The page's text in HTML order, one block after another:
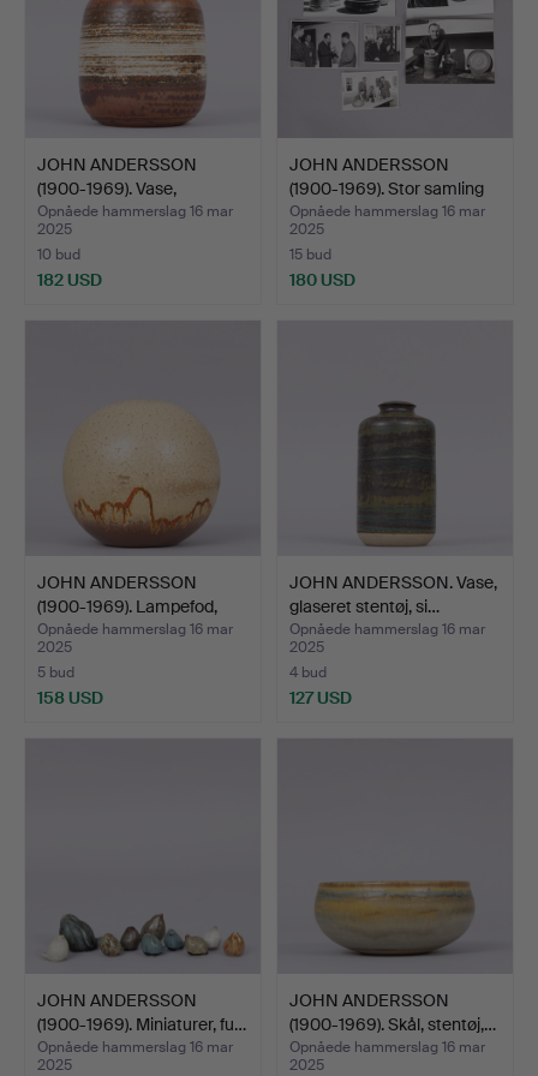
JOHN ANDERSSON
(1900-1969). Vase,
glaseret…
Opnåede hammerslag 16 mar
2025
10 bud
182 USD
JOHN ANDERSSON
(1900-1969). Stor samling
a…
Opnåede hammerslag 16 mar
2025
15 bud
180 USD
JOHN ANDERSSON
(1900-1969). Lampefod,
beig…
Opnåede hammerslag 16 mar
2025
5 bud
158 USD
JOHN ANDERSSON. Vase,
glaseret stentøj, si…
Opnåede hammerslag 16 mar
2025
4 bud
127 USD
JOHN ANDERSSON
(1900-1969). Miniaturer, fu…
Opnåede hammerslag 16 mar
2025
JOHN ANDERSSON
(1900-1969). Skål, stentøj,…
Opnåede hammerslag 16 mar
2025